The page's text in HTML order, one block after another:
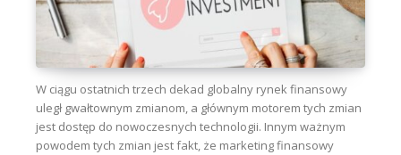
W ciągu ostatnich trzech dekad globalny rynek finansowy
uległ gwałtownym zmianom, a głównym motorem tych zmian
jest dostęp do nowoczesnych technologii. Innym ważnym
powodem tych zmian jest fakt, że marketing finansowy